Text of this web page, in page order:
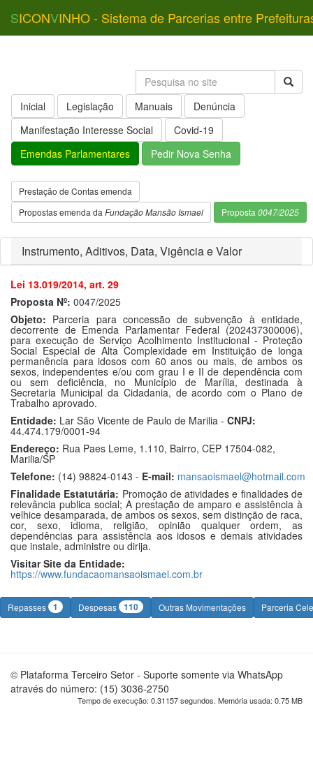
SICONVINHO - Sistema de Parcerias entre
Inicial Legislação Manuais
Denúncia
Manifestação Interesse Social
Covid-19
Emendas Parlamentares
Pedir Nova Senha
Prestação de Contas emenda
Propostas emenda da Fundação Mansão Ismael Proposta 0047/2025
Instrumento, Aditivos, Data, Vigência e Valor
Lei 13.019/2014, art. 29
Proposta Nº: 0047/2025
Objeto: Parceria para concessão de subvenção à entidade,
decorrente de Emenda Parlamentar Federal (202437300006),
para execução de Serviço Acolhimento Institucional - Proteção
Social Especial de Alta Complexidade em Instituição de longa
permanência para idosos com 60 anos ou mais, de ambos os
sexos, independentes e/ou com grau I e II de dependência com
ou sem deficiência, no Município de Marília, destinada à
Secretaria Municipal da Cidadania, de acordo com o Plano de
Trabalho aprovado.
Entidade: Lar São Vicente de Paulo de Marilia - CNPJ:
44.474.179/0001-94
Endereço: Rua Paes Leme, 1.110, Bairro, CEP 17504-082,
Marilia/SP
Telefone: (14) 98824-0143 - E-mail: mansaoismael@hotmail.com
Finalidade Estatutária: Promoção de atividades e finalidades de
relevância publica social; A prestação de amparo e assistência à
velhice desamparada, de ambos os sexos, sem distinção de raca,
cor, sexo, idioma, religião, opinião qualquer ordem, as
dependências para assistência aos idosos e demais atividades
que instale, administre ou dirija.
Visitar Site da Entidade:
https://www.fundacaomansaoismael.com.br
Repasses 1 Despesas 110 Outras Movimentações Parceria
© Plataforma Terceiro Setor - Suporte somente via WhatsApp
através do número: (15) 3036-2750
Tempo de execução: 0.31157 segundos. Memória usada: 0.75 MB